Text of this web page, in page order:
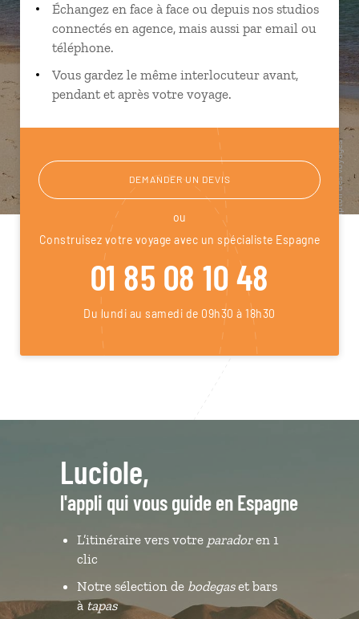
Échangez en face à face ou depuis nos studios
connectés en agence, mais aussi par email ou
téléphone.
Vous gardez le même interlocuteur avant,
pendant et après votre voyage.
DEMANDER UN DEVIS
ou
Construisez votre voyage avec un spécialiste Espagne
01 85 08 10 48
Du lundi au samedi de 09h30 à 18h30
Luciole,
l'appli qui vous guide en Espagne
L’itinéraire vers votre paradoren 1
clic
Notre sélection de bodegaset bars
àtapas